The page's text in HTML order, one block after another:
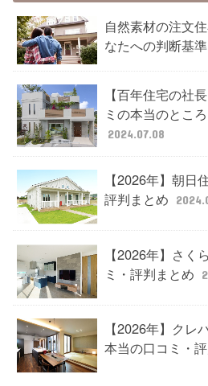
自然素材の注文
なたへの判断基準
【百年住宅の社
ミの本当のとこ
2024.07.08
【2026年】朝日
評判まとめ
【2026年】さく
ミ・評判まとめ
【2026年】クレ
本当の口コミ・